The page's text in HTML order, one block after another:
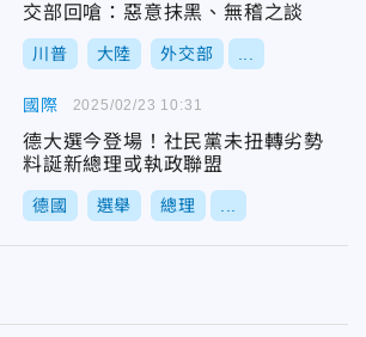
交部回嗆：惡意抹黑、無稽之談
川普 大陸 外交部
國際
德大選今登場！社民黨未扭轉劣勢
料誕新總理或執政聯盟
德國 選舉 總理
2025/02/23 10:31